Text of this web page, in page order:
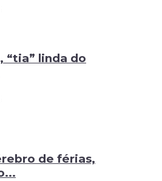
“tia” linda do
de férias,